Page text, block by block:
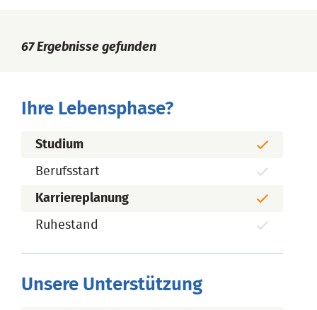
67Ergebnisse gefunden
Ihre Lebensphase?
Studium
Berufsstart
Karriereplanung
Ruhestand
Unsere Unterstützung